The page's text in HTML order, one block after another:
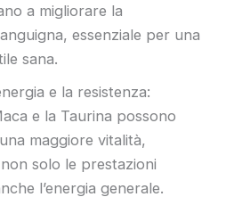
a migliorare la
essenziale per una
sana.
e la resistenza:
e la Taurina possono
maggiore vitalità,
solo le prestazioni
l’energia generale.